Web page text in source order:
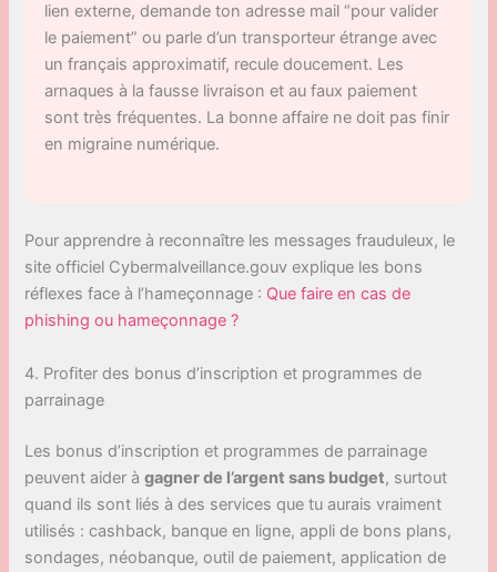
lien externe, demande ton adresse mail “pour valider
le paiement” ou parle d’un transporteur étrange avec
un français approximatif, recule doucement. Les
arnaques à la fausse livraison et au faux paiement
sont très fréquentes. La bonne affaire ne doit pas finir
en migraine numérique.
Pour apprendre à reconnaître les messages frauduleux, le
site officiel Cybermalveillance.gouv explique les bons
réflexes face à l’hameçonnage : Que faire en cas de
phishing ou hameçonnage ?
4. Profiter des bonus d’inscription et programmes de
parrainage
Les bonus d’inscription et programmes de parrainage
peuvent aider àgagner de l’argent sans budget, surtout
quand ils sont liés à des services que tu aurais vraiment
utilisés : cashback, banque en ligne, appli de bons plans,
sondages, néobanque, outil de paiement, application de